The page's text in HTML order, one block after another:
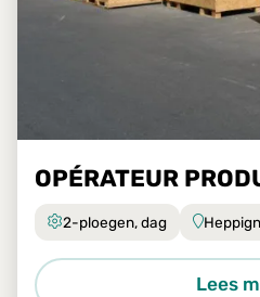
OPÉRATEUR
2-ploegen, dag
Lees